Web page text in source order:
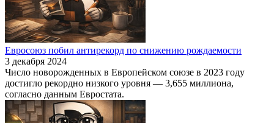
Евросоюз побил антирекорд по снижению рождаемости
3 декабря 2024
Число новорожденных в Европейском союзе в 2023 году
достигло рекордно низкого уровня — 3,655 миллиона,
согласно данным Евростата.